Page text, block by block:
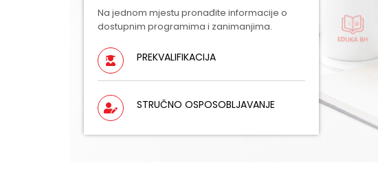
Na jednom mjestu pronađite informacije o
dostupnim programima i zanimanjima.
PREKVALIFIKACIJA
STRUČNO OSPOSOBLJAVANJE